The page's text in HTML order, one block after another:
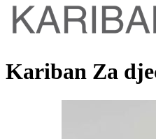
Kariban Za